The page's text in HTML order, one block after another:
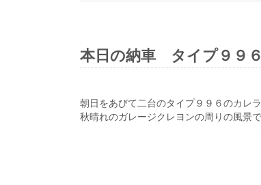
本日の納車 タイプ９
朝日をあびて二台のタイプ９９６のカレ
秋晴れのガレージクレヨンの周りの風景